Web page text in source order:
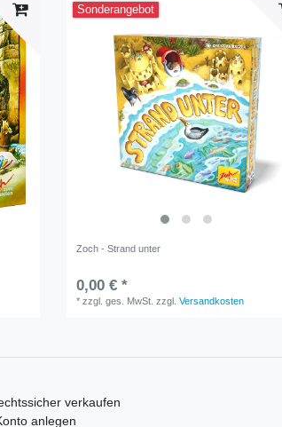
Sonderangebot
Zoch - Strand unter
0,00 € *
*zzgl. ges. MwSt. zzgl.Versandkosten
verkaufen
anlegen